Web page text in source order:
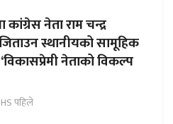
कांग्रेस नेता राम चन्द्र
स्थानीयको सामूहिक
‘विकासप्रेमी नेताको विकल्प
पहिले